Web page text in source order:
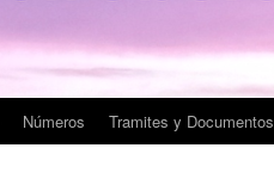
Números Tramites y Documentos